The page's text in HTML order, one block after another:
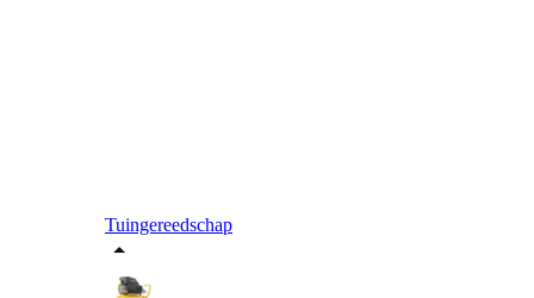
Tuingereedschap